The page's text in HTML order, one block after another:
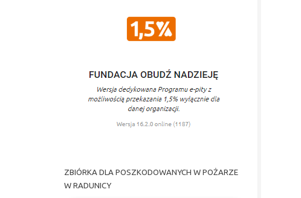
ZBIÓRKA DLA POSZKODOWANYCH W POŻARZE
W RADUNICY